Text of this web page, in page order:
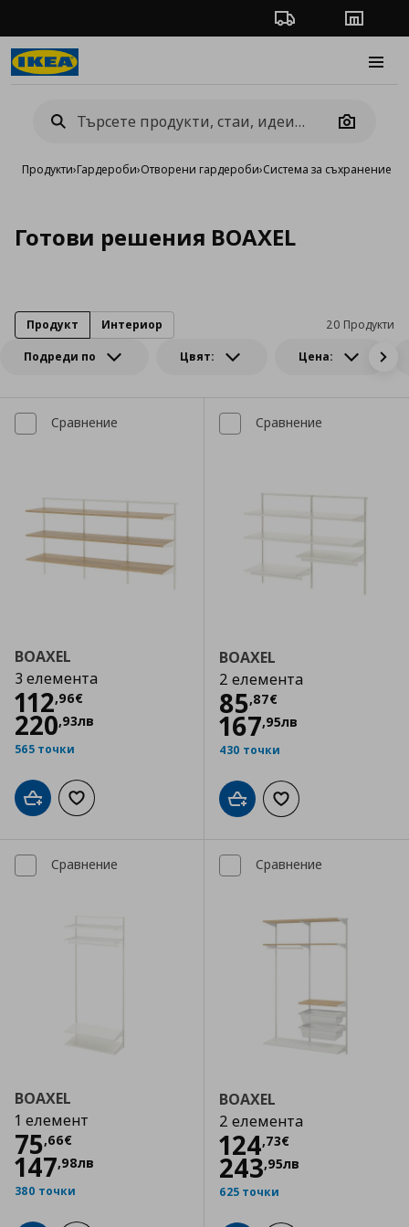
Проследяване на
Camera
Продукти›Гардероби›Отворени гардероби›Система за съхранение
Готови решения BOAXEL
Подреди по Цвят: Цена:
20 Продукти
Продукт Интериор
Сравнение
BOAXEL
3 елемента
112,96€
Цена
220,93лв
565 точки
Добави в кошницата
Добави към списъка с любими
Сравнение
BOAXEL
2 елемента
85,87€
Цена
167,95лв
430 точки
Добави в кошницата
Добави към
Сравнение
BOAXEL
1 елемент
75,66€
Цена
147,98лв
380 точки
Сравнение
BOAXEL
2 елемента
124,73€
Цена
243,95лв
625 точки